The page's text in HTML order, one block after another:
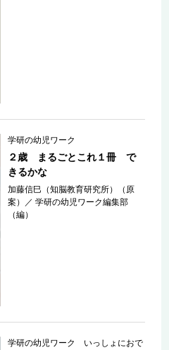
学研の幼児ワーク
２歳 まるごとこれ１冊 で
きるかな
加藤信巳（知脳教育研究所）（原
案）
／学研の幼児ワーク編集部
（編）
学研の幼児ワーク いっしょにおで